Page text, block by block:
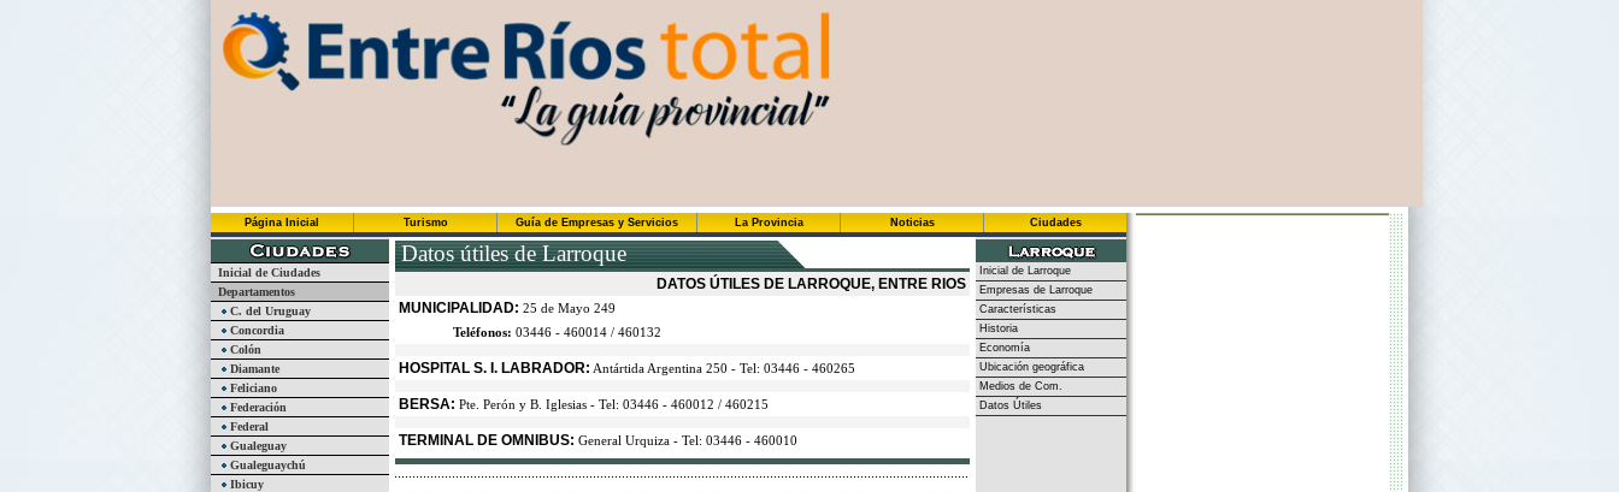
Página Inicial Turismo Guía de Empresas y Servicios La Provincia Noticias Ciudades
Inicial de Ciudades
Departamentos
C. del Uruguay
Concordia
Colón
Diamante
Feliciano
Federación
Federal
Gualeguay
Gualeguaychú
Ibicuy
Datos útiles de Larroque
DATOS ÚTILES DE LARROQUE, ENTRE RIOS
MUNICIPALIDAD: 25 de Mayo 249
Teléfonos: 03446 - 460014 / 460132
HOSPITAL S. I. LABRADOR: Antártida Argentina 250 - Tel: 03446 - 460265
BERSA: Pte. Perón y B. Iglesias - Tel: 03446 - 460012 / 460215
TERMINAL DE OMNIBUS: General Urquiza - Tel: 03446 - 460010
Inicial de Larroque
Empresas de Larroque
Características
Historia
Economía
Ubicación geográfica
Medios de Com.
Datos Útiles